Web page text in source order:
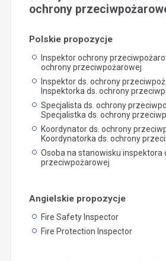
ochrony
Polskie propozycje
Inspektor ochrony
ochrony przeciwpożarowej
Inspektor ds. ochrony
Inspektorka ds. ochrony
Specjalista ds. ochrony
Specjalistka ds. ochrony
Koordynator ds. ochrony
Koordynatorka ds. ochrony
Osoba na stanowisku inspektora
przeciwpożarowej
Angielskie propozycje
Fire Safety Inspector
Fire Protection Inspector